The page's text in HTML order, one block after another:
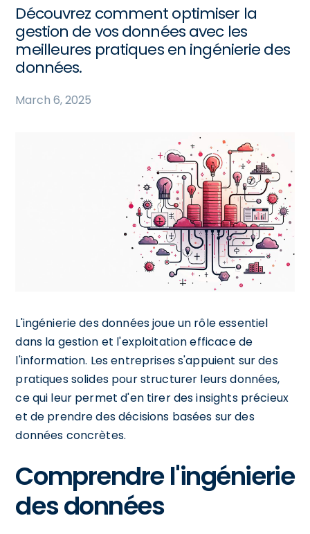
Découvrez comment optimiser la
gestion de vos données avec les
meilleures pratiques en ingénierie des
données.
March 6, 2025
L'ingénierie des données joue un rôle essentiel
dans la gestion et l'exploitation efficace de
l'information. Les entreprises s'appuient sur des
pratiques solides pour structurer leurs données,
ce qui leur permet d'en tirer des insights précieux
et de prendre des décisions basées sur des
données concrètes.
Comprendre l'ingénierie
des données